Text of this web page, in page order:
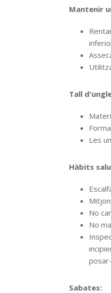
Mantenir
Tall
Les
Hàbits
No
No
Sabates: